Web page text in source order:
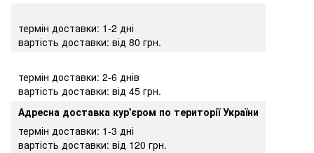
термін доставки: 1-2 дні
вартість доставки: від 80 грн.
термін доставки: 2-6 днів
вартість доставки: від 45 грн.
Адресна доставка кур'єром по території України
термін доставки: 1-3 дні
вартість доставки: від 120 грн.